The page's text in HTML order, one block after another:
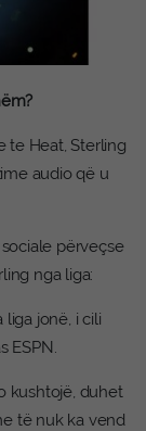
te Heat, Sterling
audio që u
përveçse
nga liga:
jonë, i cili
ESPN.
kushtojë, duhet
të nuk ka vend